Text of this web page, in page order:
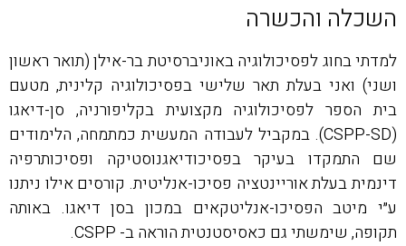
השכלה והכשרה
למדתי בחוג לפסיכולוגיה באוניברסיטת בר-אילן (תואר ראשון
ושני) ואני בעלת תאר שלישי בפסיכולוגיה קלינית, מטעם
בית הספר לפסיכולוגיה מקצועית בקליפורניה, סן-דיאגו
(CSPP-SD). במקביל לעבודה המעשית כמתמחה, הלימודים
שם התמקדו בעיקר בפסיכודיאגנוסטיקה ופסיכותרפיה
דינמית בעלת אוריינטציה פסיכו-אנליטית. קורסים אילו ניתנו
ע״י מיטב הפסיכו-אנליטקאים במכון בסן דיאגו. באותה
תקופה, שימשתי גם כאסיסטנטית הוראה ב- CSPP.